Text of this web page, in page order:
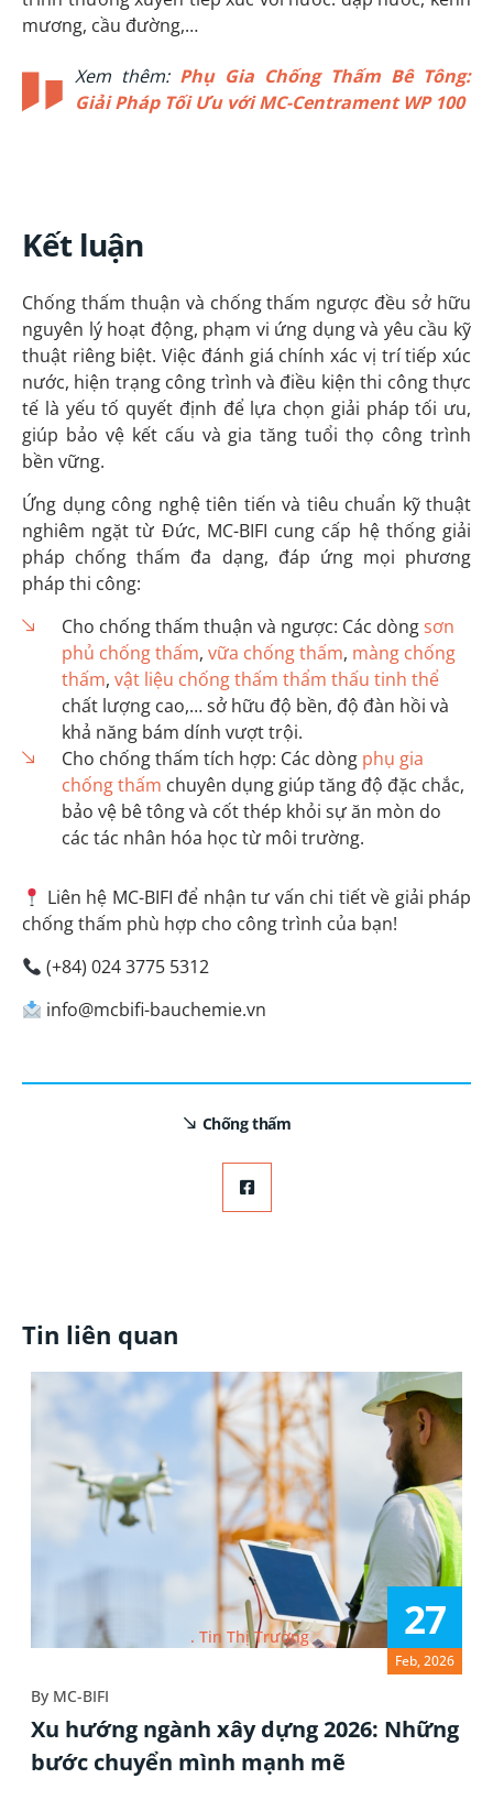
mương, cầu đường,…
Xem thêm: Phụ Gia Chống Thấm Bê Tông:
Giải Pháp Tối Ưu với MC-Centrament WP 100
Kết luận
Chống thấm thuận và chống thấm ngược đều sở hữu
nguyên lý hoạt động, phạm vi ứng dụng và yêu cầu kỹ
thuật riêng biệt. Việc đánh giá chính xác vị trí tiếp xúc
nước, hiện trạng công trình và điều kiện thi công thực
tế là yếu tố quyết định để lựa chọn giải pháp tối ưu,
giúp bảo vệ kết cấu và gia tăng tuổi thọ công trình
bền vững.
Ứng dụng công nghệ tiên tiến và tiêu chuẩn kỹ thuật
nghiêm ngặt từ Đức, MC-BIFI cung cấp hệ thống giải
pháp chống thấm đa dạng, đáp ứng mọi phương
pháp thi công:
Cho chống thấm thuận và ngược: Các dòngsơn
phủ chống thấm, vữa chống thấm, màng chống
thấm, vật liệu chống thấm thẩm thấu tinh thể
chất lượng cao,… sở hữu độ bền, độ đàn hồi và
khả năng bám dính vượt trội.
Cho chống thấm tích hợp: Các dòng phụ gia
chống thấm chuyên dụng giúp tăng độ đặc chắc,
bảo vệ bê tông và cốt thép khỏi sự ăn mòn do
các tác nhân hóa học từ môi trường.
Liên hệ MC-BIFI để nhận tư vấn chi tiết về giải pháp
chống thấm phù hợp cho công trình của bạn!
(+84) 024 3775 5312
info@mcbifi-bauchemie.vn
Chống thấm
Tin liên quan
Tin Thị Trường 27
Feb, 2026
By MC-BIFI
Xu hướng ngành xây dựng 2026: Những
bước chuyển mình mạnh mẽ